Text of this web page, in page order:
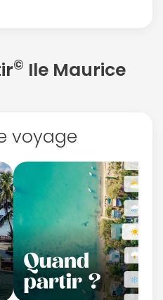
© Ile Maurice
voyage